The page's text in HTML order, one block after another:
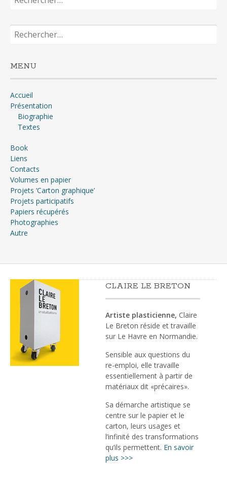
Rechercher :
MENU
Accueil
Présentation
Biographie
Textes
Book
Liens
Contacts
Volumes en papier
Projets ‘Carton graphique’
Projets participatifs
Papiers récupérés
Photographies
Autre
CLAIRE LE BRETON
Artiste plasticienne, Claire
Le Breton réside et travaille
sur Le Havre en Normandie.
Sensible aux questions du
re-emploi, elle travaille
essentiellement à partir de
matériaux dit «précaires».
Sa démarche artistique se
centre sur le papier et le
carton, leurs usages et
l’infinité des transformations
qu’ils permettent. En savoir
plus >>>